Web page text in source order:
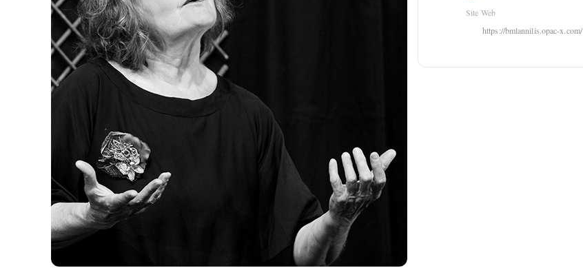
Site Web
https://bmlannilis.opac-x.com/